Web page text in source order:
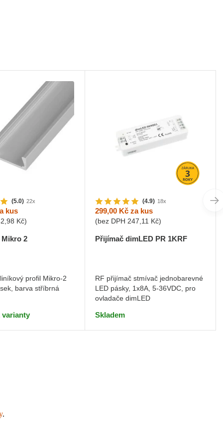
(5.0) 22x
kus
Kč)
2
profil Mikro-2
barva stříbrná
varianty
(4.9) 18x
299,00 Kč za kus
(bez DPH 247,11 Kč)
Přijímač dimLED PR 1KRF
RF přijímač stmívač jednobarevné
LED pásky, 1x8A, 5-36VDC, pro
ovladače dimLED
Skladem
.